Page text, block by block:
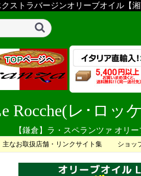
トラバージンオリーブオイル【湘
Rocche(レ･ロッ
【鎌倉】ラ・スペランツァ オリ
主なお取扱店舗・リンクサイト集 ショッ